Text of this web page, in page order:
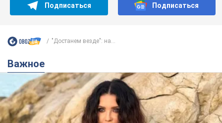
50-летняя Lama раскрыла секреты своей
красоты и ответила на упреки, что сохраняет
молодость, ведь у нее нет детей